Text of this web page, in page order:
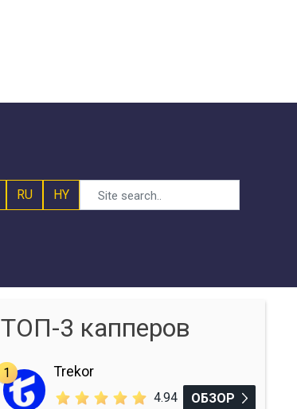
RU HY
ТОП-3 капперов
1 Trekor
4.94 ОБЗОР